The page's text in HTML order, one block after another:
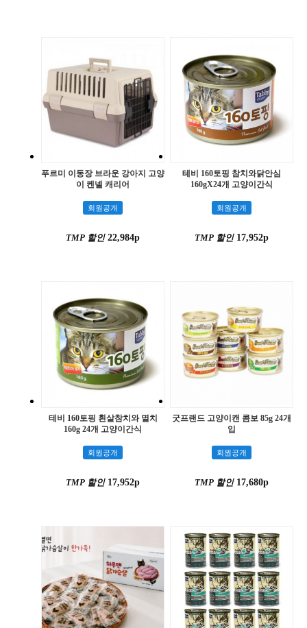
푸르미 이동장 브라운 강아지 고양
이 켄넬 캐리어
회원공개
TMP 할인22,984p
테비 160토핑 참치와닭안심
160gX24개 고양이간식
회원공개
TMP 할인17,952p
테비 160토핑 흰살참치와 멸치
160g 24개 고양이간식
회원공개
TMP 할인17,952p
굿프랜드 고양이캔 콤보 85g 24개
입
회원공개
TMP 할인17,680p